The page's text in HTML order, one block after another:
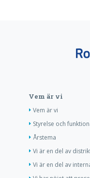
Vem är vi
Vem är vi
Styrelse och
Årstema
Vi är en del av
Vi är en del av